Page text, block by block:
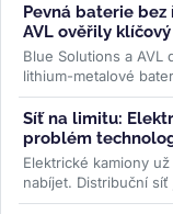
Pevná baterie
AVL ověřily
Blue Solutions a
lithium-metalové
bez šíření tepelné...
Síť na limitu:
problém
Elektrické kamiony
nabíjet. Distribuční
dopravy....>>